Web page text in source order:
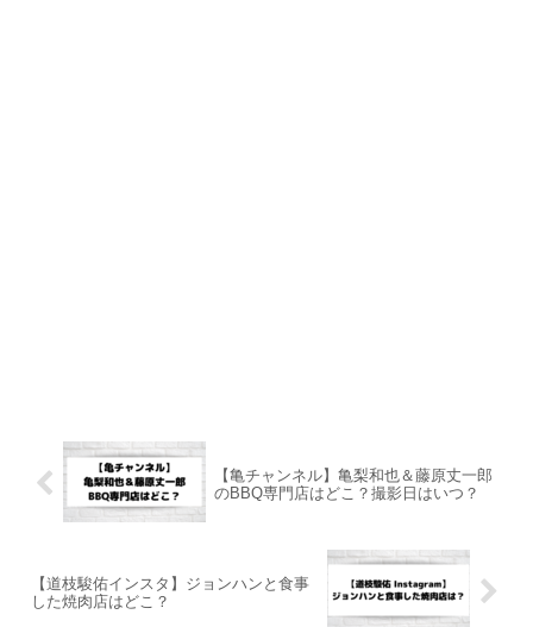
【亀チャンネル】亀梨和也＆藤原丈一郎
のBBQ専門店はどこ？撮影日はいつ？
【道枝駿佑インスタ】ジョンハンと食事
した焼肉店はどこ？